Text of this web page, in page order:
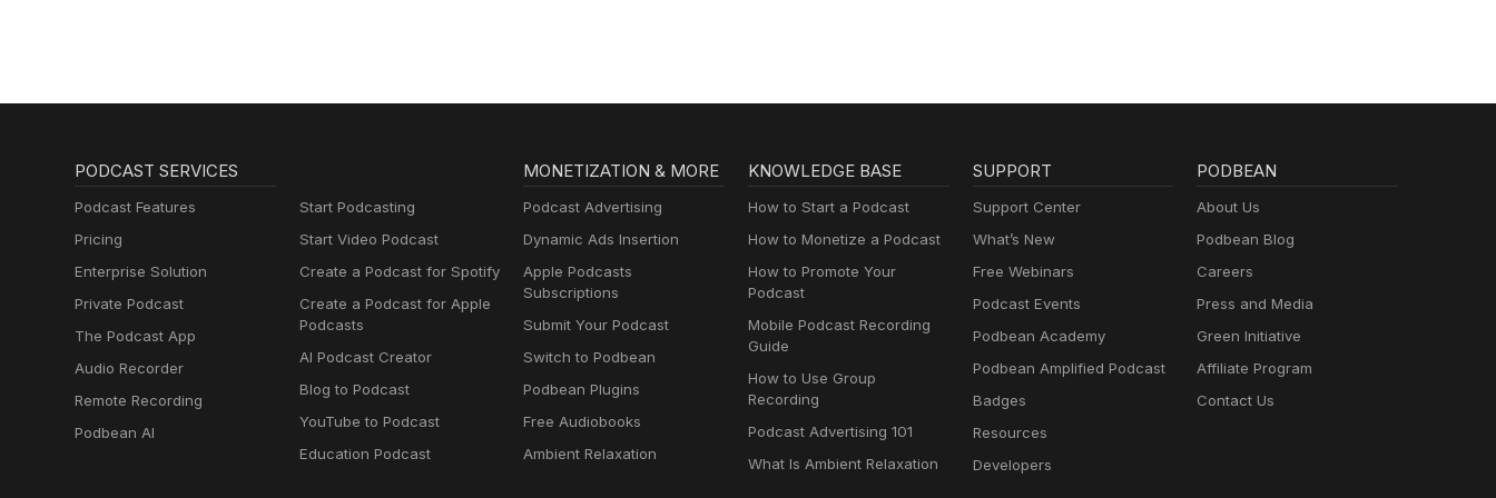
PODCAST SERVICES
Podcast Features
Pricing
Enterprise Solution
Private Podcast
The Podcast App
Audio Recorder
Remote Recording
Podbean AI
Start Podcasting
Start Video Podcast
Create a Podcast for Spotify
Create a Podcast for Apple
Podcasts
AI Podcast Creator
Blog to Podcast
YouTube to Podcast
Education Podcast
MONETIZATION & MORE
Podcast Advertising
Dynamic Ads Insertion
Apple Podcasts
Subscriptions
Submit Your Podcast
Switch to Podbean
Podbean Plugins
Free Audiobooks
Ambient Relaxation
KNOWLEDGE BASE
How to Start a Podcast
How to Monetize a Podcast
How to Promote Your
Podcast
Mobile Podcast Recording
Guide
How to Use Group
Recording
Podcast Advertising 101
What Is Ambient Relaxation
SUPPORT
Support Center
What’s New
Free Webinars
Podcast Events
Podbean Academy
Podbean Amplified Podcast
Badges
Resources
Developers
PODBEAN
About Us
Podbean Blog
Careers
Press and Media
Green Initiative
Affiliate Program
Contact Us